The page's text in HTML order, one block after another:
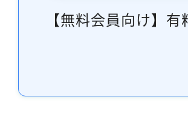
【無料会員向け】